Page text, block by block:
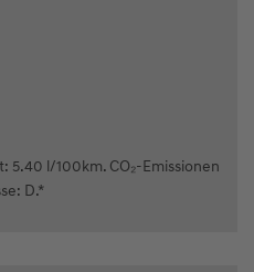
l/100km. CO₂-Emissionen
D.*